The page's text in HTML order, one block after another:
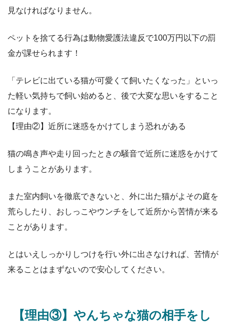
見なければなりません。
ペットを捨てる行為は動物愛護法違反で100万円以下の罰
金が課せられます！
「テレビに出ている猫が可愛くて飼いたくなった」といっ
た軽い気持ちで飼い始めると、後で大変な思いをすること
になります。
【理由②】近所に迷惑をかけてしまう恐れがある
猫の鳴き声や走り回ったときの騒音で近所に迷惑をかけて
しまうことがあります。
また室内飼いを徹底できないと、外に出た猫がよその庭を
荒らしたり、おしっこやウンチをして近所から苦情が来る
ことがあります。
とはいえしっかりしつけを行い外に出さなければ、苦情が
来ることはまずないので安心してください。
【理由③】やんちゃな猫の相手をし